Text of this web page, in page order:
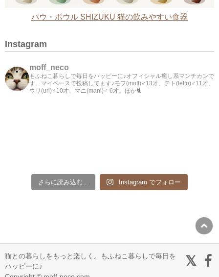
パウ・ボウル SHIZUKU 猫の飲みやすい食器
Instagram
moff_neco
もふねこ暮らしで毎日をハッピーに♪オフィシャル癒し系マンチカンで
す。マイペースで投稿してます♪モフ(moff)♂13才、テト(tetto)♂11才、
ウリ(uri)♂10才、マニ(mani)♂ 6才。ほか🐈
さらに読み込む... Instagram でフォロー
猫との暮らしをもっと楽しく。もふねこ暮らしで毎日を
ハッピーに♪